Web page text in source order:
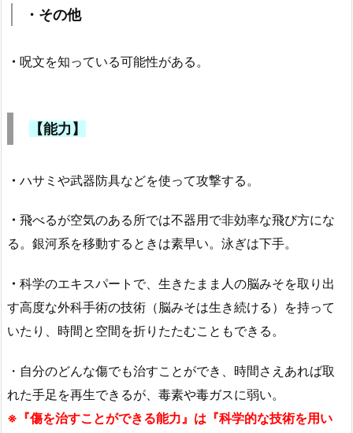
・その他
・ 呪文を知っている可能性がある。
【能力】
・ ハサミや武器防具などを使って攻撃する。
・ 飛べるが空気のある所では不器用で非効率な飛び方にな
る。銀河系を移動するときは素早い。泳ぎは下手。
・ 科学のエキスパートで、生きたまま人の脳みそを取り出
す高度な外科手術の技術（脳みそは生き続ける）を持って
いたり、時間と空間を折りたたむこともできる。
・自分のどんな傷でも治すことができ、時間さえあれば取
れた手足を再生できるが、毒素や毒ガスに弱い。
※『傷を治すことができる能力』は『科学的な技術を用い